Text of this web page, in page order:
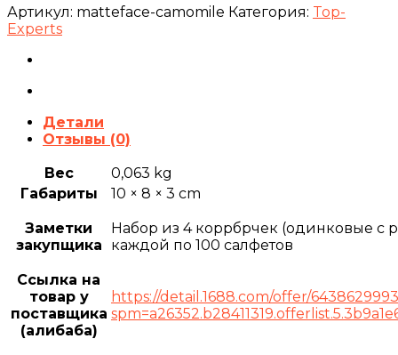
Артикул: matteface-camomile Категория: Top-
Experts
Детали
Отзывы (0)
Вес
0,063 kg
Габариты
10 × 8 × 3 cm
Заметки
закупщика
Набор из 4 коррбрчек (одинковые с
каждой по 100 салфетов
Ссылка на
товар у
поставщика
(алибаба)
https://detail.1688.com/offer/